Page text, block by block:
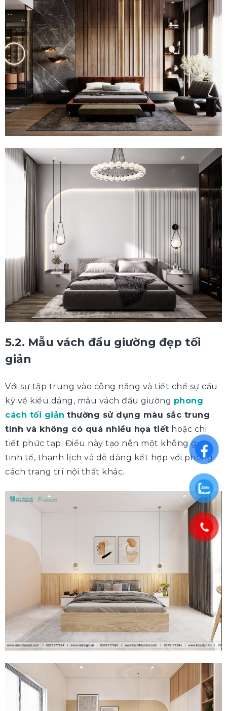
5.2. Mẫu vách đầu giường đẹp tối
giản
Với sự tập trung vào công năng và tiết chế sự cầu
kỳ về kiểu dáng, mẫu vách đầu giường phong
cách tối giản thường sử dụng màu sắc trung
tính và không có quá nhiều họa tiết hoặc chi
tiết phức tạp. Điều này tạo nên một không gian
tinh tế, thanh lịch và dễ dàng kết hợp với phong
cách trang trí nội thất khác.